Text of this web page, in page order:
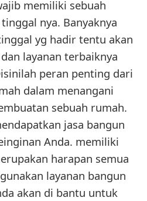
memiliki sebuah
nya. Banyaknya
yg hadir tentu akan
layanan terbaiknya
peran penting dari
dalam menangani
sebuah rumah.
jasa bangun
Anda. memiliki
harapan semua
layanan bangun
akan di bantu untuk